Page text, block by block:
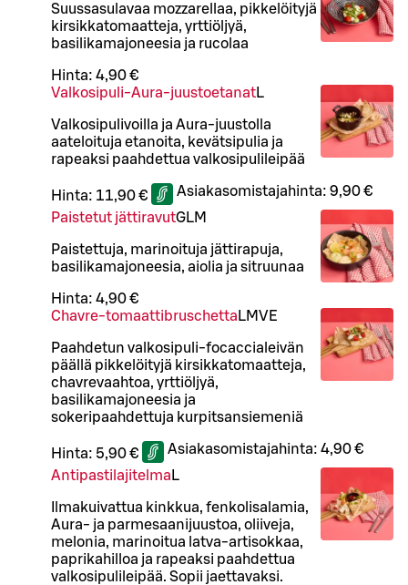
Suussasulavaa mozzarellaa, pikkelöityjä
kirsikkatomaatteja, yrttiöljyä,
basilikamajoneesia ja rucolaa
Hinta: 4,90 €
Valkosipuli-Aura-juustoetanatL
Valkosipulivoilla ja Aura-juustolla
aateloituja etanoita, kevätsipulia ja
rapeaksi paahdettua valkosipulileipää
Hinta: 11,90 € Asiakasomistajahinta: 9,90 €
Paistetut jättiravutGLM
Paistettuja, marinoituja jättirapuja,
basilikamajoneesia, aiolia ja sitruunaa
Hinta: 4,90 €
Chavre-tomaattibruschetta LMVE
Paahdetun valkosipuli-focaccialeivän
päällä pikkelöityjä kirsikkatomaatteja,
chavrevaahtoa, yrttiöljyä,
basilikamajoneesia ja
sokeripaahdettuja kurpitsansiemeniä
Hinta: 5,90 € Asiakasomistajahinta: 4,90 €
Antipastilajitelma L
Ilmakuivattua kinkkua, fenkolisalamia,
Aura- ja parmesaanijuustoa, oliiveja,
melonia, marinoitua latva-artisokkaa,
paprikahilloa ja rapeaksi paahdettua
valkosipulileipää. Sopii jaettavaksi.